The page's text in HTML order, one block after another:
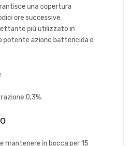
una copertura
ore successive.
più utilizzato in
potente azione battericida e
0,3%.
mantenere in bocca per 15